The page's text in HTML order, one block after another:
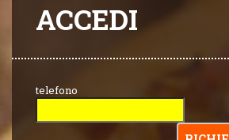
ACCEDI
telefono